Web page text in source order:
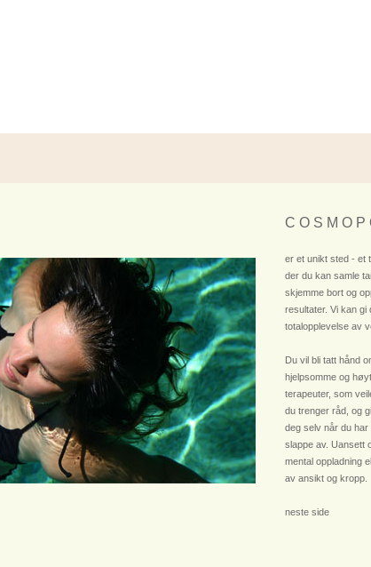
C O S M O P
er et unikt sted - et
der du kan samle
skjemme bort og
resultater. Vi kan gi
totalopplevelse av
Du vil bli tatt hånd
hjelpsomme og
terapeuter, som
du trenger råd, og
deg selv når du har
slappe av. Uansett
mental oppladning
av ansikt og kropp.
neste side